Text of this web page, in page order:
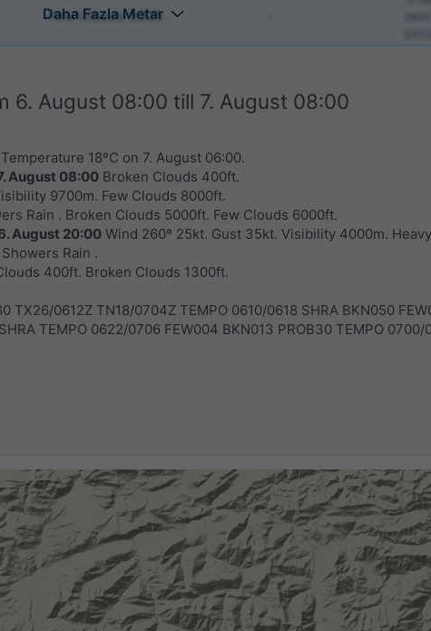
Few Clouds 300ft
Daha Fazla Metar
6. August 08:00 till 7. August 08:00
18ºC on 7. August 06:00.
August 08:00 Broken Clouds 400ft.
9700m. Few Clouds 8000ft.
Rain . Broken Clouds 5000ft. Few Clouds 6000ft.
August 20:00 Wind 260º 25kt. Gust 35kt. Visibility 4000m.
Rain .
400ft. Broken Clouds 1300ft.
TX26/0612Z TN18/0704Z TEMPO 0610/0618 SHRA BKN050
TEMPO 0622/0706 FEW004 BKN013 PROB30 TEMPO 0700/